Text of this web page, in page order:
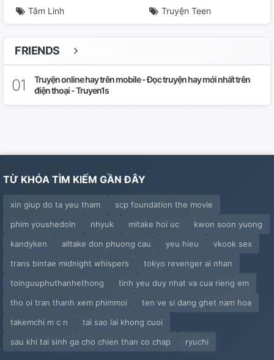
Tâm Linh Truyện Teen
FRIENDS
Truyện online hay trên mobile - Đọc truyện hay mới nhất trên
điện thoại - Truyen1s
TỪ KHÓA TÌM KIẾM GẦN ĐÂY
xin giup do ta yeu tham
scp foundation the movie
phim youshedoln
nhyuk mitake hoi uc
kwon soon yuong
kandyken
alltake don phuong cau yeu hieu
vkook sex
trans bintae midnight whispers
tokyo revenger ai nhan
toinguuphuthanhethong
tinh yeu duy nhat va cua rieng em
tho oi tran thanh xem phimmoi
ten ve si dang ghet nam hoa
takemchi m c n
tai sao lai khong cuoi
sau khi tai sinh ga cho chien than co chap
ryuchi